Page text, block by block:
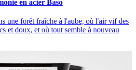
en acier Baso
une forêt fraîche à l'aube, où l'air vif des
et doux, et où tout semble à nouveau